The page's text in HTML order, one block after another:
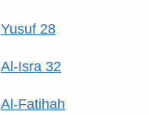
Yusuf 28
Al-Isra 32
Al-Fatihah